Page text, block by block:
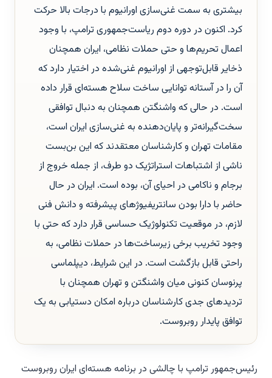
بیشتری به سمت غنی‌سازی اورانیوم با درجات بالا حرکت
کرد. اکنون در دوره دوم ریاست‌جمهوری ترامپ، با وجود
اعمال تحریم‌ها و حتی حملات نظامی، ایران همچنان
ذخایر قابل‌توجهی از اورانیوم غنی‌شده در اختیار دارد که
آن را در آستانه توانایی ساخت سلاح هسته‌ای قرار داده
است. در حالی که واشنگتن همچنان به دنبال توافقی
سخت‌گیرانه‌تر و پایان‌دهنده به غنی‌سازی ایران است،
مقامات تهران و کارشناسان معتقدند که این بن‌بست
ناشی از اشتباهات استراتژیک دو طرف، از جمله خروج از
برجام و ناکامی در احیای آن، بوده است. ایران در حال
حاضر با دارا بودن سانتریفیوژهای پیشرفته و دانش فنی
لازم، در موقعیت تکنولوژیک حساسی قرار دارد که حتی با
وجود تخریب برخی زیرساخت‌ها در حملات نظامی، به
راحتی قابل بازگشت است. در این شرایط، دیپلماسی
پرنوسان کنونی میان واشنگتن و تهران همچنان با
تردیدهای جدی کارشناسان درباره امکان دستیابی به یک
توافق پایدار روبروست.
رئیس‌جمهور ترامپ با چالشی در برنامه هسته‌ای ایران روبروست